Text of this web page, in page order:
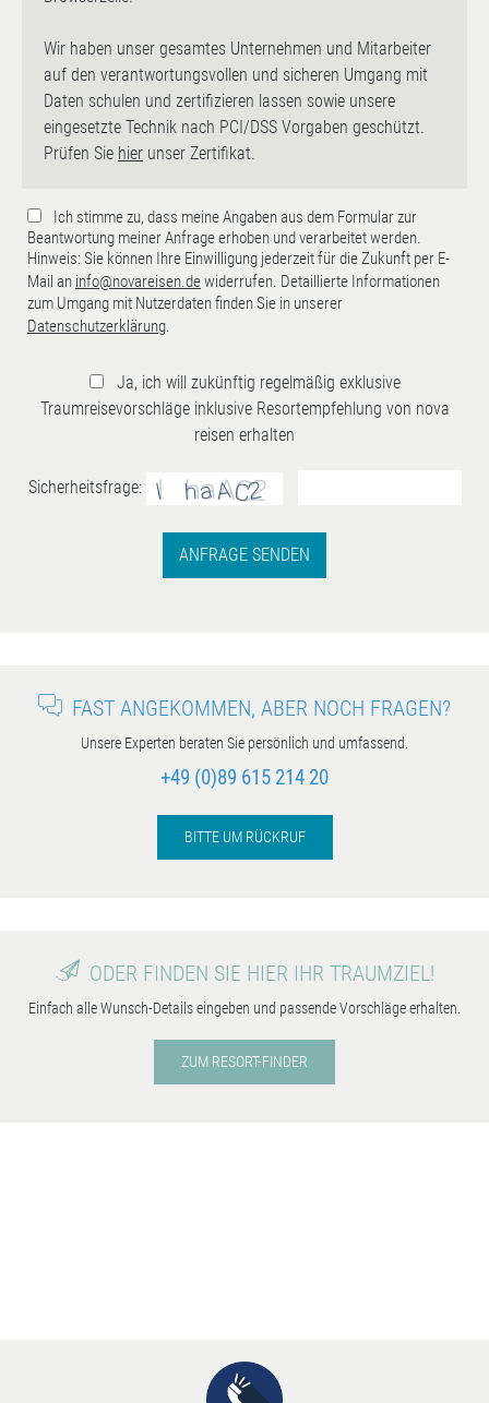
Wir haben unser gesamtes Unternehmen und Mitarbeiter
auf den verantwortungsvollen und sicheren Umgang mit
Daten schulen und zertifizieren lassen sowie unsere
eingesetzte Technik nach PCI/DSS Vorgaben geschützt.
Prüfen Sie hier unser Zertifikat.
Ich stimme zu, dass meine Angaben aus dem Formular zur
Beantwortung meiner Anfrage erhoben und verarbeitet werden.
Hinweis: Sie können Ihre Einwilligung jederzeit für die Zukunft per E-
Mail an info@novareisen.dewiderrufen. Detaillierte Informationen
zum Umgang mit Nutzerdaten finden Sie in unserer
Datenschutzerklärung.
Ja, ich will zukünftig regelmäßig exklusive
Traumreisevorschläge inklusive Resortempfehlung von nova
reisen erhalten
Sicherheitsfrage:
ANFRAGE SENDEN
FAST ANGEKOMMEN, ABER NOCH FRAGEN?
Unsere Experten beraten Sie persönlich und umfassend.
+49 (0)89 615 214 20
BITTE UM RÜCKRUF
ODER FINDEN SIE HIER IHR TRAUMZIEL!
Einfach alle Wunsch-Details eingeben und passende Vorschläge erhalten.
ZUM RESORT-FINDER